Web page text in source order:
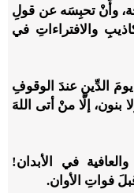
وأنْ تحبِسَه عن قولِ
والافتراءاتِ في
يومَ الدِّينِ عندَ الوقوفِ
بنون، إلَّا منْ أتى اللهَ
في الأبدان!
فواتِ الأوان.